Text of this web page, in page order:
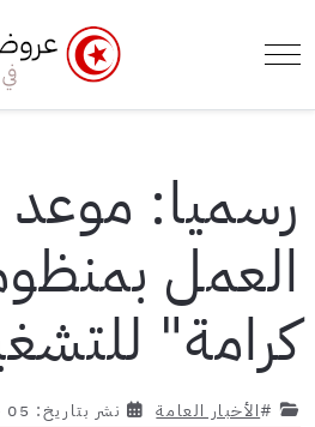
Mobile Menu Toggle
رسميا: موعد
العمل
كرامة"
#الأخبار العامة نشر بتاريخ: 05 جانفي 2017